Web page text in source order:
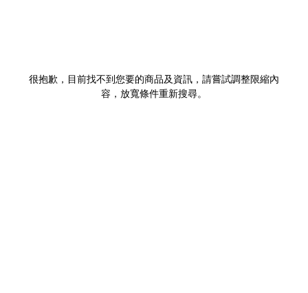
很抱歉，目前找不到您要的商品及資訊，請嘗試調整限縮內
容，放寬條件重新搜尋。